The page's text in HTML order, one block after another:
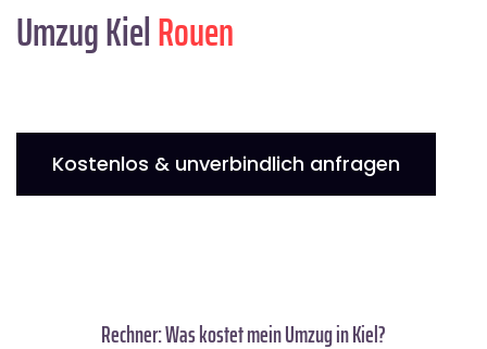
Umzug KielRouen
Kostenlos & unverbindlich anfragen
Rechner: Was kostet mein Umzug in Kiel?